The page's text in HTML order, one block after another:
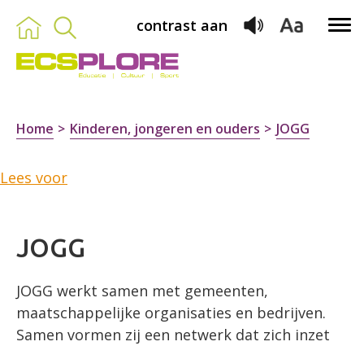
contrast aan
Home Kinderen, jongeren en ouders JOGG
Lees voor
JOGG
JOGG werkt samen met gemeenten,
maatschappelijke organisaties en bedrijven.
Samen vormen zij een netwerk dat zich inzet